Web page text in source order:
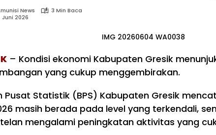
News
3 Min Baca
Juni 2026
– Kondisi ekonomi Kabupaten Gresik
yang cukup menggembirakan.
Pusat Statistik (BPS) Kabupaten Gresik
masih berada pada level yang terkendali,
mengalami peningkatan aktivitas yang